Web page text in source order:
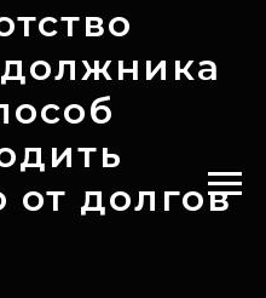
от долгов